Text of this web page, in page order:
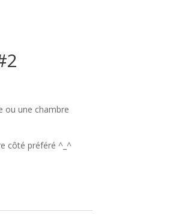
ou une chambre
côté préféré ^_^